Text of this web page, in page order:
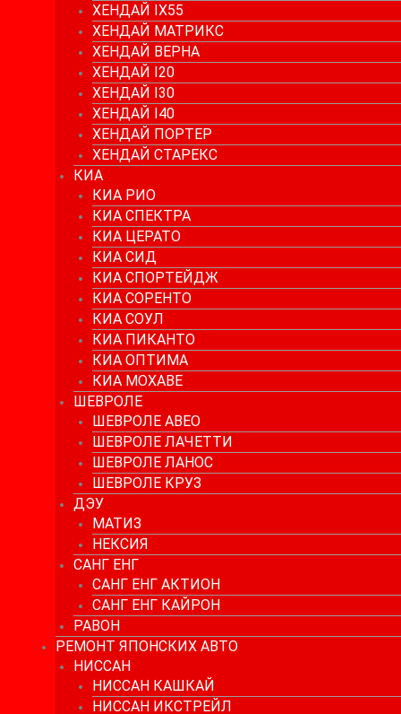
ХЕНДАЙ IX55
ХЕНДАЙ МАТРИКС
ХЕНДАЙ ВЕРНА
ХЕНДАЙ I20
ХЕНДАЙ I30
ХЕНДАЙ I40
ХЕНДАЙ ПОРТЕР
ХЕНДАЙ СТАРЕКС
КИА
КИА РИО
КИА СПЕКТРА
КИА ЦЕРАТО
КИА СИД
КИА СПОРТЕЙДЖ
КИА СОРЕНТО
КИА СОУЛ
КИА ПИКАНТО
КИА ОПТИМА
КИА МОХАВЕ
ШЕВРОЛЕ
ШЕВРОЛЕ АВЕО
ШЕВРОЛЕ ЛАЧЕТТИ
ШЕВРОЛЕ ЛАНОС
ШЕВРОЛЕ КРУЗ
ДЭУ
МАТИЗ
НЕКСИЯ
САНГ ЕНГ
САНГ ЕНГ АКТИОН
САНГ ЕНГ КАЙРОН
РАВОН
РЕМОНТ ЯПОНСКИХ АВТО
НИССАН
НИССАН КАШКАЙ
НИССАН ИКСТРЕЙЛ